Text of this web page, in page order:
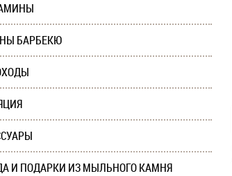
БАРБЕКЮ
И ПОДАРКИ ИЗ МЫЛЬНОГО КАМНЯ